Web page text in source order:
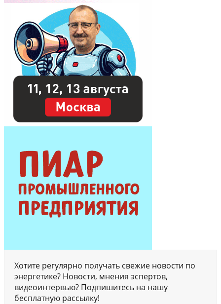
Хотите регулярно получать свежие новости по
энергетике? Новости, мнения эспертов,
видеоинтервью? Подпишитесь на нашу
бесплатную рассылку!